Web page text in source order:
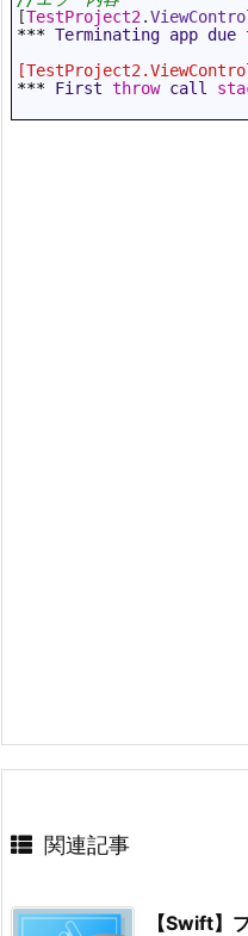
[TestProject2.
*** Terminating app due
*** First throw call
関連記事
【Swift】